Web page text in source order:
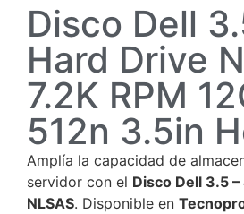
Disco Dell
Hard Drive
7.2K RPM
512n 3.5in
Amplía la capacidad de
servidor con el Disco Dell 3.5
NLSAS. Disponible en